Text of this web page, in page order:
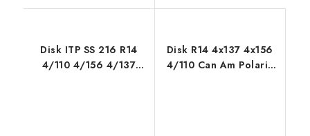
Disk ITP SS 216 R14
4/110 4/156 4/137
Disk R14 4x137 4x156
4/110 Can Am Polaris